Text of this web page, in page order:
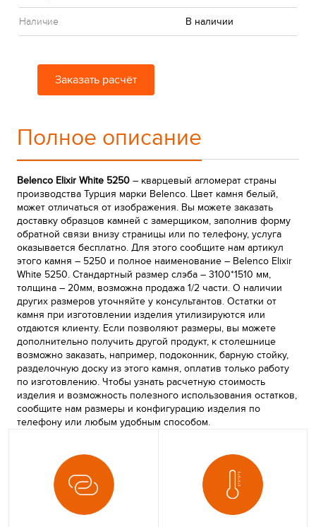
Наличие В наличии
Заказать расчёт
Полное описание
Belenco Elixir White 5250 – кварцевый агломерат страны
производства Турция марки Belenco. Цвет камня белый,
может отличаться от изображения. Вы можете заказать
доставку образцов камней с замерщиком, заполнив форму
обратной связи внизу страницы или по телефону, услуга
оказывается бесплатно. Для этого сообщите нам артикул
этого камня – 5250 и полное наименование – Belenco Elixir
White 5250. Стандартный размер слэба – 3100*1510 мм,
толщина – 20мм, возможна продажа 1/2 части. О наличии
других размеров уточняйте у консультантов. Остатки от
камня при изготовлении изделия утилизируются или
отдаются клиенту. Если позволяют размеры, вы можете
дополнительно получить другой продукт, к столешнице
возможно заказать, например, подоконник, барную стойку,
разделочную доску из этого камня, оплатив только работу
по изготовлению. Чтобы узнать расчетную стоимость
изделия и возможность полезного использования остатков,
сообщите нам размеры и конфигурацию изделия по
телефону или любым удобным способом.